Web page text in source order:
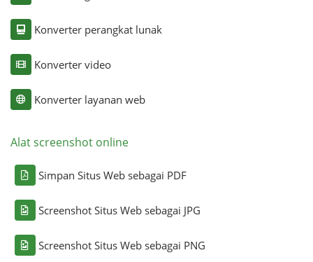
Konverter perangkat lunak
Konverter video
Konverter layanan web
Alat screenshot online
Simpan Situs Web sebagai PDF
Screenshot Situs Web sebagai JPG
Screenshot Situs Web sebagai PNG